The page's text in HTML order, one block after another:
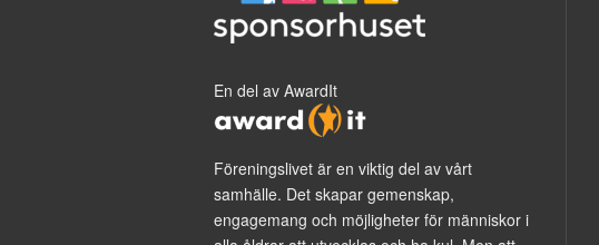
En del av AwardIt
Föreningslivet är en viktig del av vårt
samhälle. Det skapar gemenskap,
engagemang och möjligheter för människor i